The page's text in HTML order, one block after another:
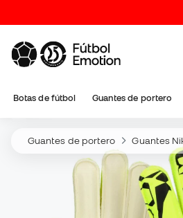
Botas de fútbol Guantes de portero
Guantes de portero Guantes